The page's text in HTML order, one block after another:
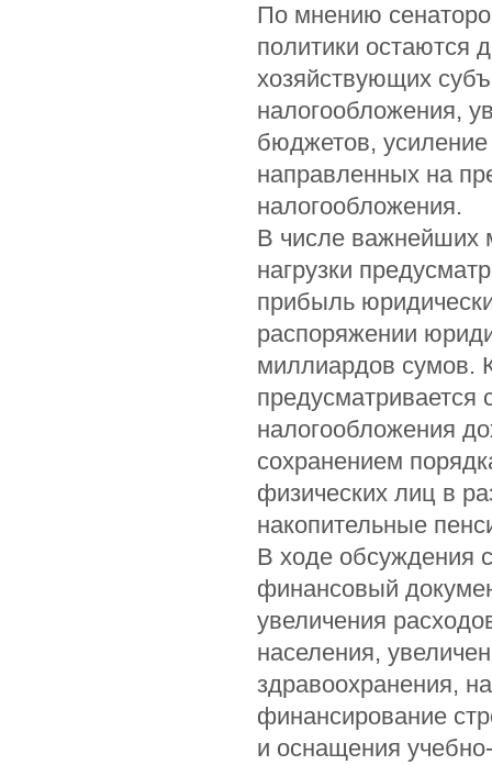
По мнению
политики остаются
хозяйствующих
налогообложения,
бюджетов,
направленных на
налогообложения.
В числе важнейших
нагрузки
прибыль
распоряжении
миллиардов сумов.
налогообложения
сохранением
физических лиц в
накопительные
В ходе обсуждения
финансовый
увеличения
населения,
здравоохранения,
финансирование
и оснащения